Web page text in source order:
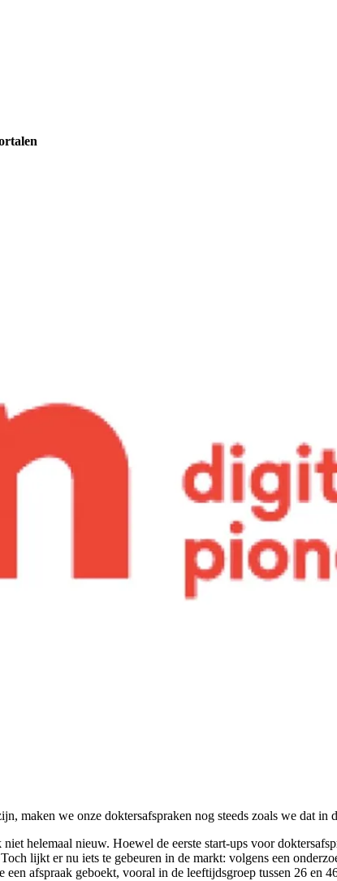
maken we onze doktersafspraken nog steeds zoals we dat
helemaal nieuw. Hoewel de eerste start-ups voor
lijkt er nu iets te gebeuren in de markt: volgens een
afspraak geboekt, vooral in de leeftijdsgroep tussen 26 en